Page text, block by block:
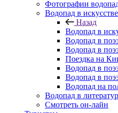
Фотографии
Водопад в искусстве
Назад
Водопад в
Водопад в
Водопад в
Поездка на
Водопад в
Водопад в
Водопад на
Водопад в
Смотреть он-лайн